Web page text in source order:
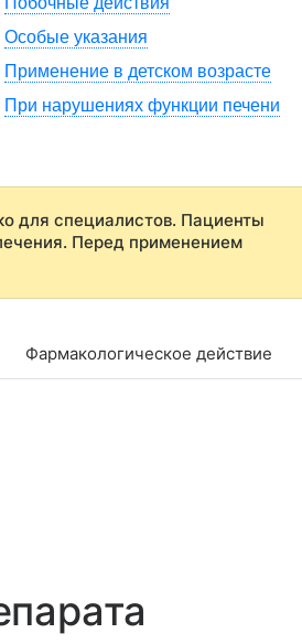
Особые указания
Применение в детском возрасте
При нарушениях функции печени
для специалистов. Пациенты
Перед применением
Фармакологическое действие